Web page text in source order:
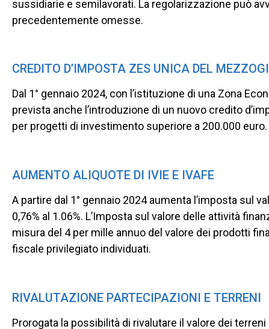
sussidiarie e semilavorati. La regolarizzazione può
precedentemente omesse.
CREDITO D’IMPOSTA ZES UNICA DEL
Dal 1° gennaio 2024, con l’istituzione di una Zona
prevista anche l’introduzione di un nuovo credito
per progetti di investimento superiore a 200.000 euro.
AUMENTO ALIQUOTE DI IVIE E IVAFE
A partire dal 1° gennaio 2024 aumenta l’imposta sul
0,76% al 1.06%. L’Imposta sul valore delle attività
misura del 4 per mille annuo del valore dei prodotti
fiscale privilegiato individuati.
RIVALUTAZIONE PARTECIPAZIONI E TERRENI
Prorogata la possibilità di rivalutare il valore dei